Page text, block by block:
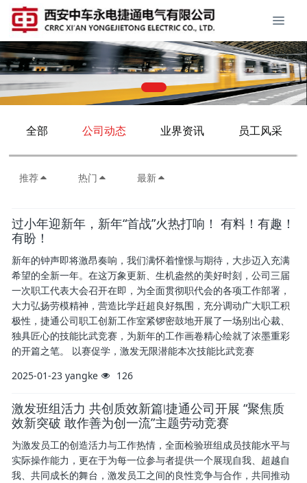
全部 公司动态 业界资讯 员工风采
推荐 热门 最新
过小年迎新年，新年“首战”火热打响！ 有料！有趣！
有盼！
新年的钟声即将激昂奏响，我们满怀着憧憬与期待，大步迈入充满
希望的全新一年。在这万象更新、生机盎然的美好时刻，公司三届
一次职工代表大会召开在即，为全面贯彻职代会的各项工作部署，
大力弘扬劳模精神，营造比学赶超良好氛围，充分调动广大职工积
极性，捷通公司职工创新工作室紧锣密鼓地开展了一场别出心裁、
独具匠心的技能比武竞赛，为新年的工作画卷精心绘就了浓墨重彩
的开篇之笔。 以赛促学，激发无限潜能本次技能比武竞赛
2025-01-23 yangke 126
激发班组活力 共创质效新篇∣捷通公司开展 “聚焦质
效新突破 敢作善为创一流”主题劳动竞赛
为激发员工的创造活力与工作热情，全面检验班组成员技能水平与
实际操作能力，更在于为每一位参与者提供一个展现自我、超越自
我、共同成长的舞台，激发员工之间的良性竞争与合作，共同推动